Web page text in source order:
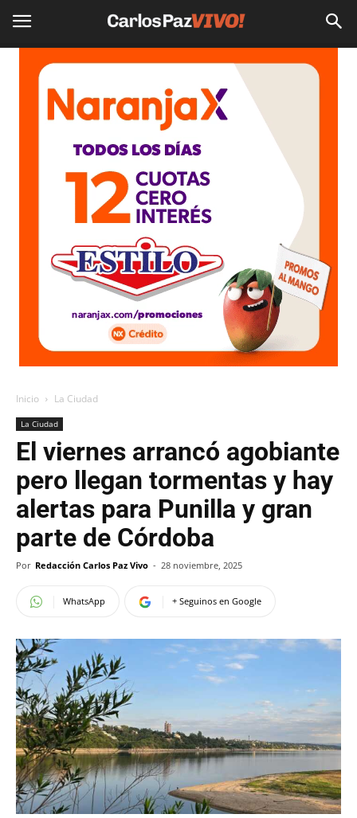
Inicio La Ciudad
La Ciudad
El viernes arrancó agobiante
pero llegan tormentas y hay
alertas para Punilla y gran
parte de Córdoba
Por Redacción Carlos Paz Vivo - 28 noviembre, 2025
WhatsApp + Seguinos en Google